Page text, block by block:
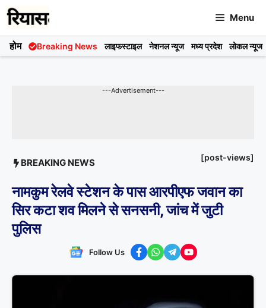
Skip
to
content
Menu
होम Breaking News लाइफस्टाइल नेशनल न्यूज मध्य प्रदेश लोकल न्यूज
---Advertisement---
BREAKING NEWS [post-views]
नामकुम रेलवे स्टेशन के पास आरपीएफ जवान का
सिर कटा शव मिलने से सनसनी, जांच में जुटी
पुलिस
Follow Us